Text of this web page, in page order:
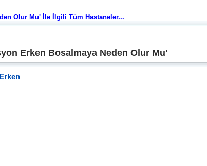
Olur Mu' İle İlgili Tüm Hastaneler...
Erken Bosalmaya Neden Olur Mu'